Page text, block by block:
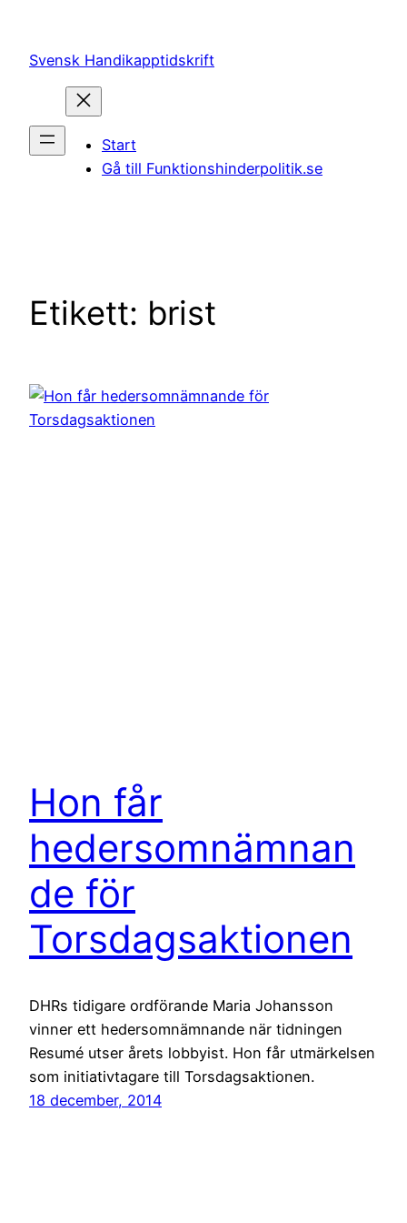
innehåll
Svensk Handikapptidskrift
Start
Gå till Funktionshinderpolitik.se
Etikett: brist
Hon får
hedersomnämnan
de för
Torsdagsaktionen
DHRs tidigare ordförande Maria Johansson
vinner ett hedersomnämnande när tidningen
Resumé utser årets lobbyist. Hon får utmärkelsen
som initiativtagare till Torsdagsaktionen.
18 december, 2014